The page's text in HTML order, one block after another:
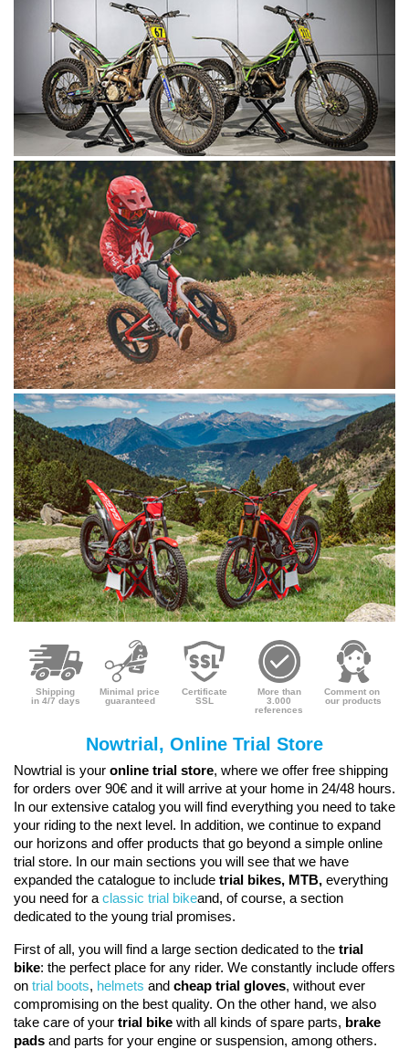
Shipping
in 4/7 days
Minimal price
guaranteed
Certificate
SSL
More than
3.000
references
Comment on
our products
Nowtrial, Online Trial Store
Nowtrial is your online trial store, where we offer free shipping
for orders over 90€ and it will arrive at your home in 24/48 hours.
In our extensive catalog you will find everything you need to take
your riding to the next level. In addition, we continue to expand
our horizons and offer products that go beyond a simple online
trial store. In our main sections you will see that we have
expanded the catalogue to include trial bikes, MTB, everything
you need for a classic trial bikeand, of course, a section
dedicated to the young trial promises.
First of all, you will find a large section dedicated to the trial
bike: the perfect place for any rider. We constantly include offers
on trial boots, helmets and cheap trial gloves, without ever
compromising on the best quality. On the other hand, we also
take care of your trial bike with all kinds of spare parts, brake
pads and parts for your engine or suspension, among others.